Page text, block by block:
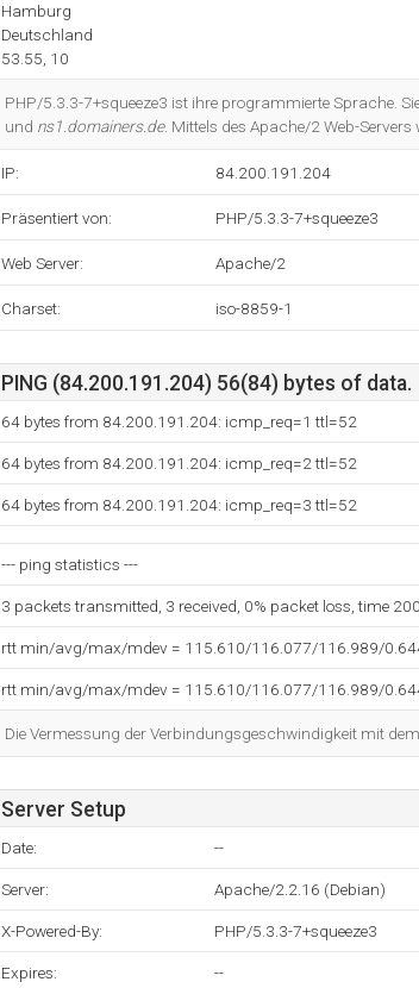
Hamburg
Deutschland
53.55, 10
PHP/5.3.3-7+squeeze3 ist ihre programmierte Sprache.
und ns1.domainers.de. Mittels des Apache/2 Web-
IP: 84.200.191.204
Präsentiert von: PHP/5.3.3-7+squeeze3
Web Server: Apache/2
Charset: iso-8859-1
PING (84.200.191.204) 56(84) bytes of data.
64 bytes from 84.200.191.204: icmp_req=1 ttl=52
64 bytes from 84.200.191.204: icmp_req=2 ttl=52
64 bytes from 84.200.191.204: icmp_req=3 ttl=52
--- ping statistics ---
3 packets transmitted, 3 received, 0% packet loss, time
rtt min/avg/max/mdev = 115.610/116.077/116.989/
rtt min/avg/max/mdev = 115.610/116.077/116.989/
Die Vermessung der Verbindungsgeschwindigkeit mit
Server Setup
Date: --
Server: Apache/2.2.16 (Debian)
X-Powered-By: PHP/5.3.3-7+squeeze3
Expires: --